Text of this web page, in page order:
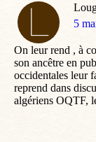
dit
5
On leur rend , à
son ancêtre en
occidentales leur
reprend dans
algériens OQTF,